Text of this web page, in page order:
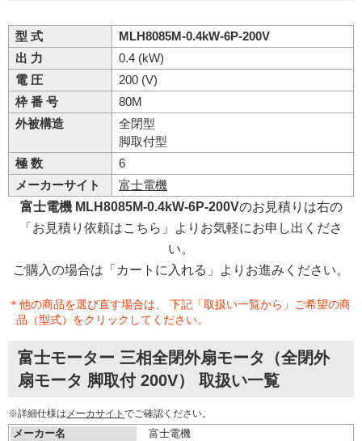
型 式
MLH8085M-0.4kW-6P-200V
出 力
0.4 (kW)
電 圧
200 (V)
枠 番 号
80M
外被構造
全閉型
脚取付型
極 数
6
メーカーサイト
富士電機
富士電機 MLH8085M-0.4kW-6P-200Vのお見積りは右の
「お見積り依頼はこちら」よりお気軽にお申し出くださ
い。
ご購入の場合は「カートに入れる」よりお進みください。
＊他の商品を選び直す場合は、 下記「取扱い一覧から」ご希望の商
品（型式）をクリックしてください。
富士モーター 三相全閉外扇モータ（全閉外
扇モータ 脚取付 200V） 取扱い一覧
※詳細仕様は メーカサイト でご確認ください。
メーカー名
富士電機